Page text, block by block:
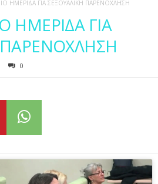
ΗΜΕΡΙΔΑ ΓΙΑ ΣΕΞΟΥΑΛΙΚΗ ΠΑΡΕΝΟΧΛΗΣΗ
ΗΜΕΡΙΔΑ ΓΙΑ
0